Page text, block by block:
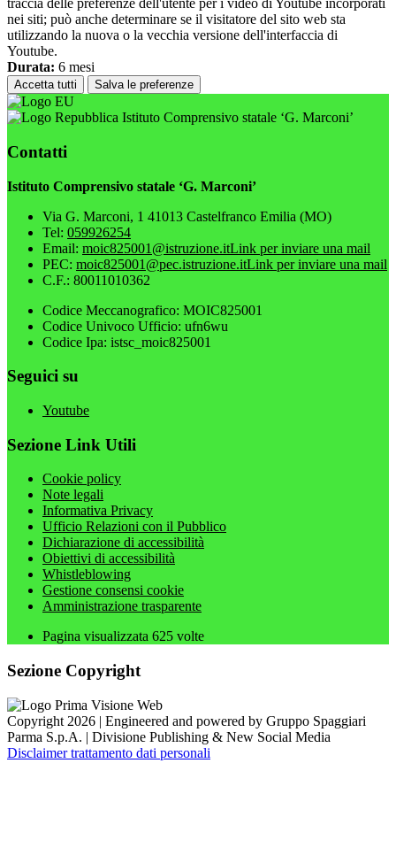
traccia delle preferenze dell'utente per i video di Youtube incorporati
nei siti; può anche determinare se il visitatore del sito web sta
utilizzando la nuova o la vecchia versione dell'interfaccia di
Youtube.
Durata: 6 mesi
Accetta tutti Salva le preferenze
Istituto Comprensivo statale ‘G. Marconi’
Contatti
Istituto Comprensivo statale ‘G. Marconi’
Via G. Marconi, 1 41013 Castelfranco Emilia (MO)
Tel: 059926254
Email: moic825001@istruzione.itLink per inviare una mail
PEC: moic825001@pec.istruzione.itLink per inviare una mail
C.F.: 80011010362
Codice Meccanografico: MOIC825001
Codice Univoco Ufficio: ufn6wu
Codice Ipa: istsc_moic825001
Seguici su
Youtube
Sezione Link Utili
Cookie policy
Note legali
Informativa Privacy
Ufficio Relazioni con il Pubblico
Dichiarazione di accessibilità
Obiettivi di accessibilità
Whistleblowing
Gestione consensi cookie
Amministrazione trasparente
Pagina visualizzata 625 volte
Sezione Copyright
Copyright 2026 | Engineered and powered by Gruppo Spaggiari
Parma S.p.A. | Divisione Publishing & New Social Media
Disclaimer trattamento dati personali